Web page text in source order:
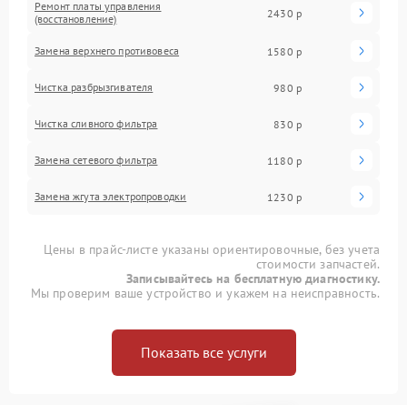
Ремонт платы управления
(восстановление)
2430 р
Замена верхнего противовеса 1580 р
Чистка разбрызгивателя 980 р
Чистка сливного фильтра 830 р
Замена сетевого фильтра 1180 р
Замена жгута электропроводки 1230 р
Цены в прайс-листе указаны ориентировочные, без учета
стоимости запчастей.
Записывайтесь на бесплатную диагностику.
Мы проверим ваше устройство и укажем на неисправность.
Показать все услуги